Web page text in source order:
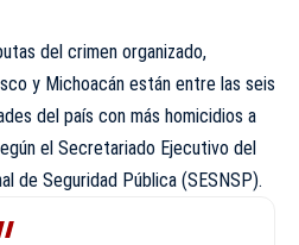
del crimen organizado,
y Michoacán están entre las seis
del país con más homicidios a
el Secretariado Ejecutivo del
de Seguridad Pública (SESNSP).